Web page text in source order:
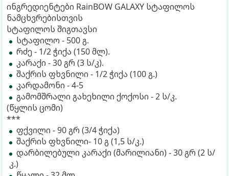
ინგრედიენტები RainBOW GALAXY სტაფილოს
ნამცხვრებისთვის
სტაფილოს შიგთავსი
სტაფილო - 500 გ.
რძე - 1/2 ჭიქა (150 მლ).
კარაქი - 30 გრ (3 ს/კ).
შაქრის ფხვნილი - 1/2 ჭიქა (100 გ.)
კარდამონი - 4-5
გამომშრალი გახეხილი ქოქოსი - 2 ს/კ.
(წყლის ცომი)
***
ფქვილი - 90 გრ (3/4 ჭიქა)
შაქრის ფხვნილი- 10 გ (1,5 ს/კ.)
დარბილებული კარაქი (მარილიანი) - 30 გრ (2 ს/
კ.)